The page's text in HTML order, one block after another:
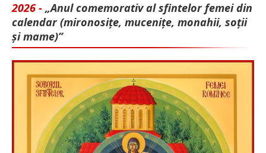
2026 - „Anul comemorativ al sfintelor femei din
calendar (mironosițe, mu­cenițe, monahii, soții
și mame)”